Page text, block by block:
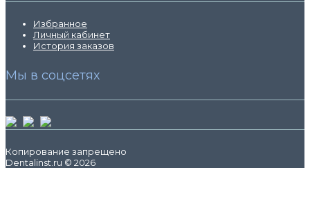
Избранное
Личный кабинет
История заказов
Мы в соцсетях
Копирование запрещено
Dentalinst.ru © 2026